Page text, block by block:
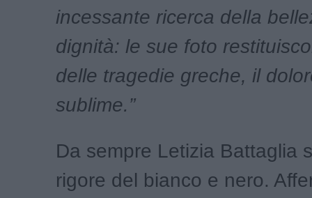
incessante ricerca della
dignità: le sue foto
delle tragedie greche, il
sublime.”
Da sempre Letizia Battaglia
rigore del bianco e nero.